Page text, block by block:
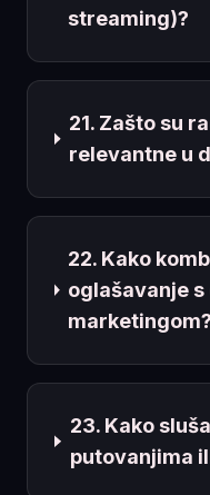
streaming)?
21. Zašto su
relevantne u
22. Kako
oglašavanje
marketingom?
23. Kako
putovanjima